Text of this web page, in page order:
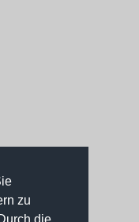
zu
die